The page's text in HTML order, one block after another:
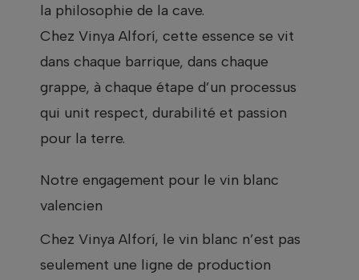
la philosophie de la cave.
Chez Vinya Alforí, cette essence se vit
dans chaque barrique, dans chaque
grappe, à chaque étape d’un processus
qui unit respect, durabilité et passion
pour la terre.
Notre engagement pour le vin blanc
valencien
Chez Vinya Alforí, le vin blanc n’est pas
seulement une ligne de production